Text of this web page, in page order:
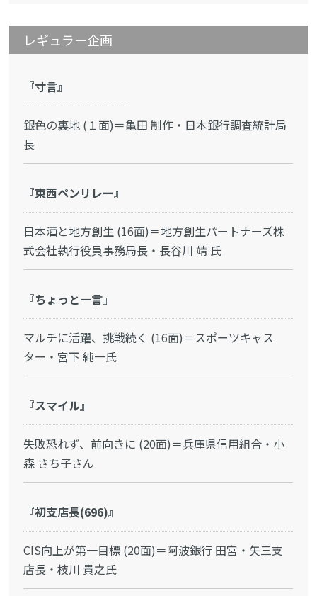
レギュラー企画
『寸言』
銀色の裏地 (１面)＝亀田 制作・日本銀行調査統計局
長
『東西ペンリレー』
日本酒と地方創生 (16面)＝地方創生パートナーズ株
式会社執行役員事務局長・長谷川 靖 氏
『ちょっと一言』
マルチに活躍、挑戦続く (16面)＝スポーツキャス
ター・宮下 純一氏
『スマイル』
失敗恐れず、前向きに (20面)＝兵庫県信用組合・小
森 さち子さん
『初支店長(696)』
CIS向上が第一目標 (20面)＝阿波銀行 田宮・矢三支
店長・枝川 貴之氏